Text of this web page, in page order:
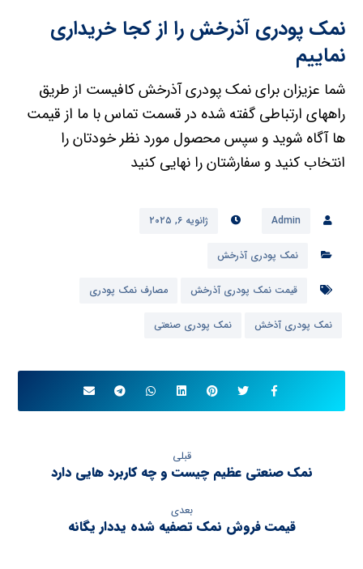
نمک پودری آذرخش را از کجا خریداری
نماییم
شما عزیزان برای نمک پودری آذرخش کافیست از طریق
راههای ارتباطی گفته شده در قسمت تماس با ما از قیمت
ها آگاه شوید و سپس محصول مورد نظر خودتان را
انتخاب کنید و سفارشتان را نهایی کنید
Admin ژانویه ۶, ۲۰۲۵
نمک پودری آذرخش
قیمت نمک پودری آذرخش مصارف نمک پودری
نمک پودری آذخش نمک پودری صنعتی
قبلی
نمک صنعتی عظیم چیست و چه کاربرد هایی دارد
بعدی
قیمت فروش نمک تصفیه شده یددار یگانه